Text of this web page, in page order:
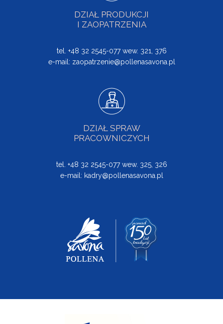
DZIAŁ PRODUKCJI
I ZAOPATRZENIA
tel. +48 32 2545-077 wew. 321, 376
e-mail: zaopatrzenie@pollenasavona.pl
DZIAŁ SPRAW
PRACOWNICZYCH
tel. +48 32 2545-077 wew. 325, 326
e-mail: kadry@pollenasavona.pl